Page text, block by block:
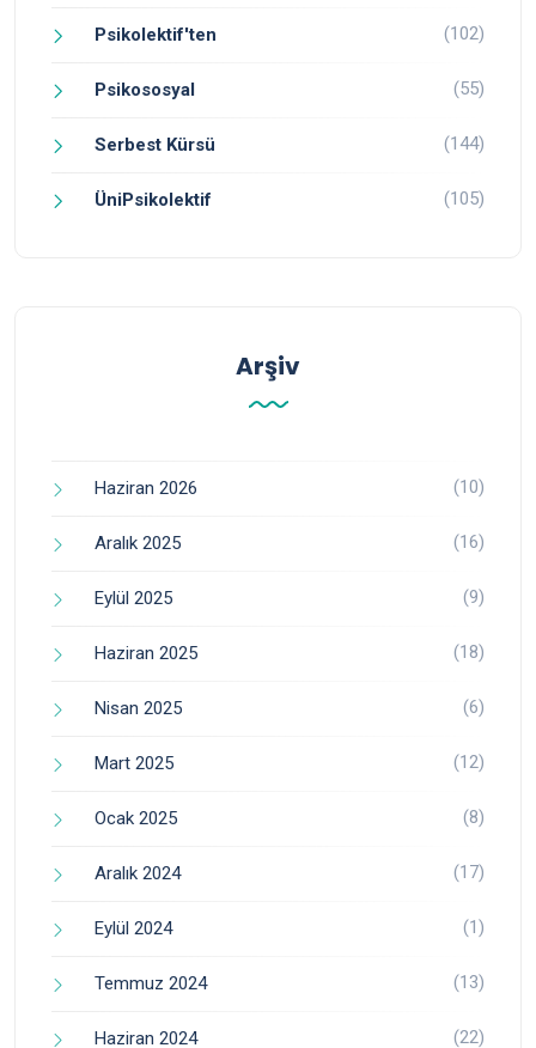
Psikolektif'ten (102)
Psikososyal (55)
Serbest Kürsü (144)
ÜniPsikolektif (105)
Arşiv
Haziran 2026 (10)
Aralık 2025 (16)
Eylül 2025 (9)
Haziran 2025 (18)
Nisan 2025 (6)
Mart 2025 (12)
Ocak 2025 (8)
Aralık 2024 (17)
Eylül 2024 (1)
Temmuz 2024 (13)
Haziran 2024 (22)